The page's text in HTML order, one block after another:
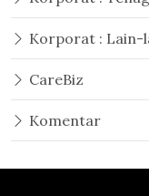
Korporat : Lain-
CareBiz
Komentar